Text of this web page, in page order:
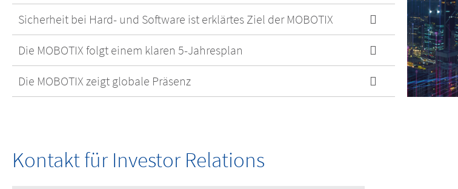
Sicherheit bei Hard- und Software ist erklärtes Ziel der MOBOTIX
Die MOBOTIX folgt einem klaren 5-Jahresplan
Die MOBOTIX zeigt globale Präsenz
Kontakt für Investor Relations